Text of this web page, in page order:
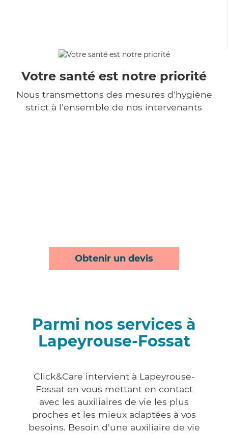
Votre santé est notre priorité
Nous transmettons des mesures d'hygiène
strict à l'ensemble de nos intervenants
Obtenir un devis
Parmi nos services à
Lapeyrouse-Fossat
Click&Care intervient à Lapeyrouse-
Fossat en vous mettant en contact
avec les auxiliaires de vie les plus
proches et les mieux adaptées à vos
besoins. Besoin d'une auxiliaire de vie